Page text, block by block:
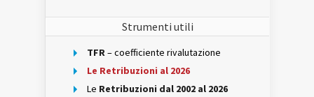
Strumenti utili
TFR– coefficiente rivalutazione
Le Retribuzioni al 2026
Le Retribuzioni dal 2002 al 2026